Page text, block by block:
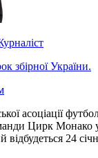
збірної України.
асоціації
Цирк Монако
відбудеться 24